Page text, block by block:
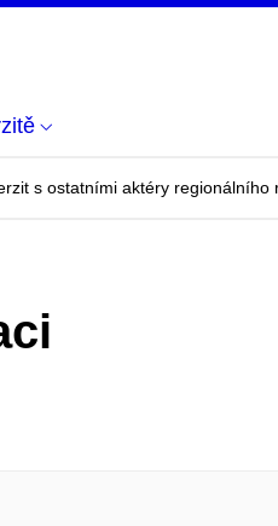
s ostatními aktéry regionálního